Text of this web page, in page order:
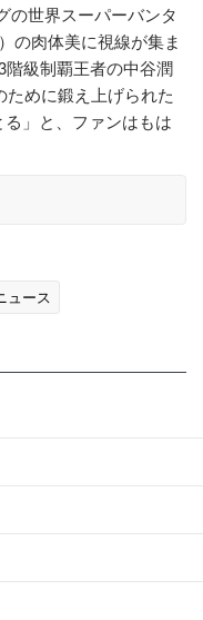
の世界スーパーバンタ
の肉体美に視線が集ま
階級制覇王者の中谷潤
めに鍛え上げられた
」と、ファンはもは
ュース